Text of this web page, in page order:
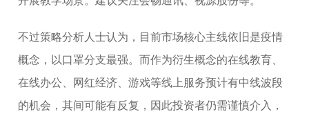
不过策略分析人士认为，目前市场核心主线依旧是疫情
概念，以口罩分支最强。而作为衍生概念的在线教育、
在线办公、网红经济、游戏等线上服务预计有中线波段
的机会，其间可能有反复，因此投资者仍需谨慎介入，